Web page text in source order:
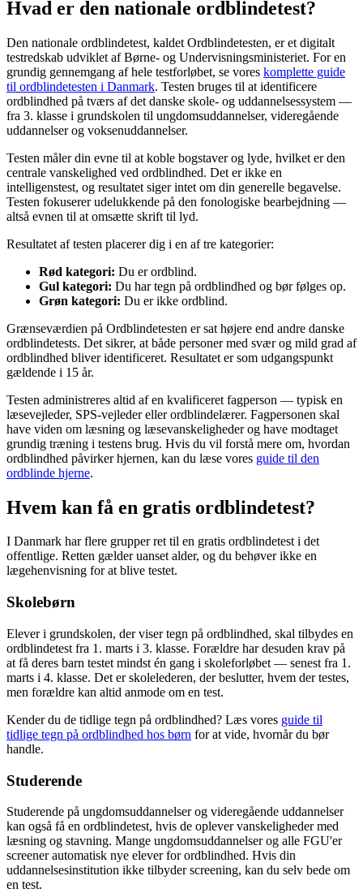
Hvad er den nationale ordblindetest?
Den nationale ordblindetest, kaldet Ordblindetesten, er et digitalt
testredskab udviklet af Børne- og Undervisningsministeriet. For en
grundig gennemgang af hele testforløbet, se vores komplette guide
til ordblindetesten i Danmark. Testen bruges til at identificere
ordblindhed på tværs af det danske skole- og uddannelsessystem —
fra 3. klasse i grundskolen til ungdomsuddannelser, videregående
uddannelser og voksenuddannelser.
Testen måler din evne til at koble bogstaver og lyde, hvilket er den
centrale vanskelighed ved ordblindhed. Det er ikke en
intelligenstest, og resultatet siger intet om din generelle begavelse.
Testen fokuserer udelukkende på den fonologiske bearbejdning —
altså evnen til at omsætte skrift til lyd.
Resultatet af testen placerer dig i en af tre kategorier:
Rød kategori: Du er ordblind.
Gul kategori: Du har tegn på ordblindhed og bør følges op.
Grøn kategori: Du er ikke ordblind.
Grænseværdien på Ordblindetesten er sat højere end andre danske
ordblindetests. Det sikrer, at både personer med svær og mild grad af
ordblindhed bliver identificeret. Resultatet er som udgangspunkt
gældende i 15 år.
Testen administreres altid af en kvalificeret fagperson — typisk en
læsevejleder, SPS-vejleder eller ordblindelærer. Fagpersonen skal
have viden om læsning og læsevanskeligheder og have modtaget
grundig træning i testens brug. Hvis du vil forstå mere om, hvordan
ordblindhed påvirker hjernen, kan du læse vores guide til den
ordblinde hjerne.
Hvem kan få en gratis ordblindetest?
I Danmark har flere grupper ret til en gratis ordblindetest i det
offentlige. Retten gælder uanset alder, og du behøver ikke en
lægehenvisning for at blive testet.
Skolebørn
Elever i grundskolen, der viser tegn på ordblindhed, skal tilbydes en
ordblindetest fra 1. marts i 3. klasse. Forældre har desuden krav på
at få deres barn testet mindst én gang i skoleforløbet — senest fra 1.
marts i 4. klasse. Det er skolelederen, der beslutter, hvem der testes,
men forældre kan altid anmode om en test.
Kender du de tidlige tegn på ordblindhed? Læs vores guide til
tidlige tegn på ordblindhed hos børn for at vide, hvornår du bør
handle.
Studerende
Studerende på ungdomsuddannelser og videregående uddannelser
kan også få en ordblindetest, hvis de oplever vanskeligheder med
læsning og stavning. Mange ungdomsuddannelser og alle FGU'er
screener automatisk nye elever for ordblindhed. Hvis din
uddannelsesinstitution ikke tilbyder screening, kan du selv bede om
en test.